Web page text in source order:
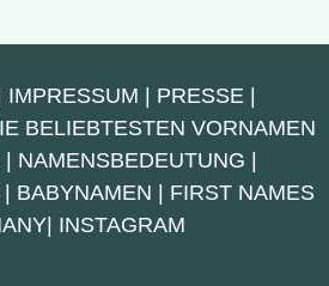
IMPRESSUM | PRESSE |
BELIEBTESTEN VORNAMEN
| NAMENSBEDEUTUNG |
| BABYNAMEN | FIRST NAMES
| INSTAGRAM